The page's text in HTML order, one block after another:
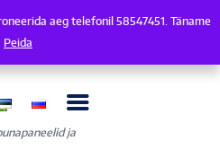
ja
aeg telefonil 58547451.
aeg telefonil 58547451. Täname
Peida